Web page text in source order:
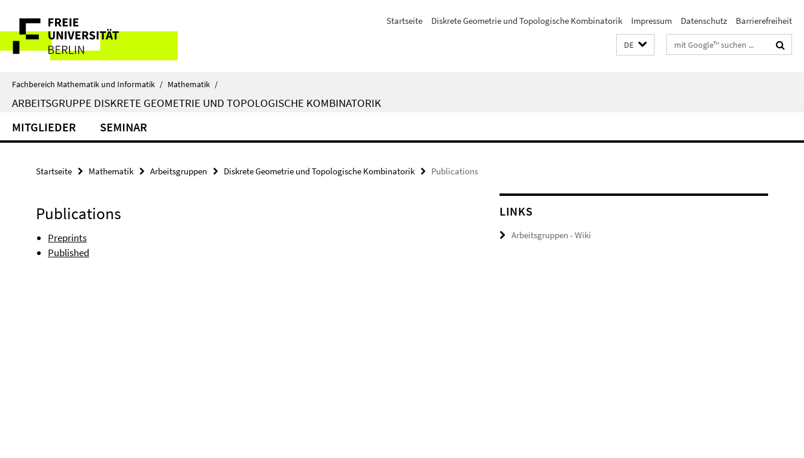
direkt
Inhalt
Service-
Navigation
Startseite Diskrete Geometrie und Topologische Kombinatorik Impressum Datenschutz Barrierefreiheit
DE Suchbegriffe
Fachbereich Mathematik und Informatik / Mathematik /
ARBEITSGRUPPE DISKRETE GEOMETRIE UND TOPOLOGISCHE KOMBINATORIK
MITGLIEDER SEMINAR
Startseite Mathematik Arbeitsgruppen Diskrete Geometrie und Topologische Kombinatorik Publications
Publications
Preprints
Published
LINKS
Arbeitsgruppen - Wiki